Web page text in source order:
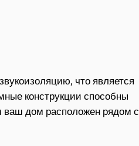
что является
конструкции способны
ваш дом расположен рядом с